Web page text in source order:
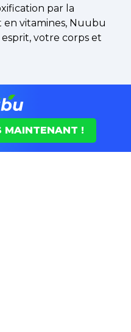
par la
vitamines, Nuubu
votre corps et
MAINTENANT !